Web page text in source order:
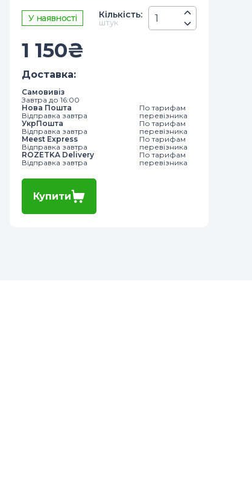
У наявності Кiлькiсть:
штук
1 150₴
Доставка:
Самовивіз
Завтра до 16:00
Нова Пошта
Відправка завтра
По тарифам
перевізника
УкрПошта
Відправка завтра
По тарифам
перевізника
Meest Express
Відправка завтра
По тарифам
перевізника
ROZETKA Delivery
Відправка завтра
По тарифам
перевізника
Купити